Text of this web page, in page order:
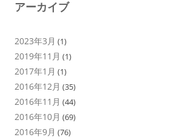
アーカイブ
2023年3月 (1)
2019年11月 (1)
2017年1月 (1)
2016年12月 (35)
2016年11月 (44)
2016年10月 (69)
2016年9月 (76)